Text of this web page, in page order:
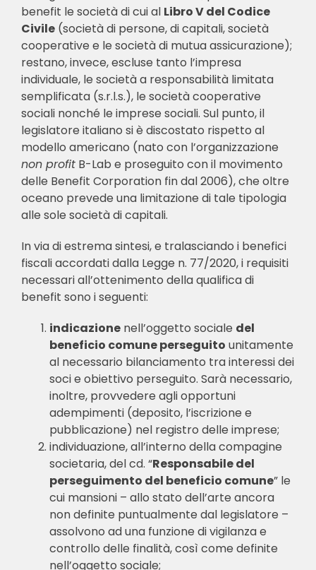
benefit le società di cui al Libro V del Codice
Civile(società di persone, di capitali, società
cooperative e le società di mutua assicurazione);
restano, invece, escluse tanto l’impresa
individuale, le società a responsabilità limitata
semplificata (s.r.l.s.), le società cooperative
sociali nonché le imprese sociali. Sul punto, il
legislatore italiano si è discostato rispetto al
modello americano (nato con l’organizzazione
non profitB-Lab e proseguito con il movimento
delle Benefit Corporation fin dal 2006), che oltre
oceano prevede una limitazione di tale tipologia
alle sole società di capitali.
In via di estrema sintesi, e tralasciando i benefici
fiscali accordati dalla Legge n. 77/2020, i requisiti
necessari all’ottenimento della qualifica di
benefit sono i seguenti:
indicazionenell’oggetto sociale del
beneficio comune perseguito unitamente
al necessario bilanciamento tra interessi dei
soci e obiettivo perseguito. Sarà necessario,
inoltre, provvedere agli opportuni
adempimenti (deposito, l’iscrizione e
pubblicazione) nel registro delle imprese;
individuazione, all’interno della compagine
societaria, del cd. “Responsabile del
perseguimento del beneficio comune” le
cui mansioni – allo stato dell’arte ancora
non definite puntualmente dal legislatore –
assolvono ad una funzione di vigilanza e
controllo delle finalità, così come definite
nell’oggetto sociale;